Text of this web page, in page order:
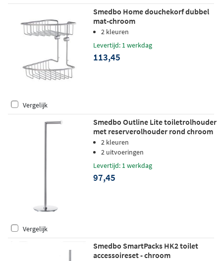
Smedbo Home douchekorf dubbel
mat-chroom
2 kleuren
Levertijd: 1 werkdag
113,45
Vergelijk
Smedbo Outline Lite toiletrolhouder
met reserverolhouder rond chroom
2 kleuren
2 uitvoeringen
Levertijd: 1 werkdag
97,45
Vergelijk
Smedbo SmartPacks HK2 toilet
accessoireset - chroom